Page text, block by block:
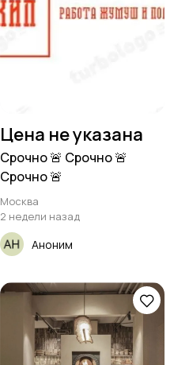
Цена не указана
Срочно 🚨 Срочно 🚨
Срочно 🚨
Москва
2 недели назад
Аноним